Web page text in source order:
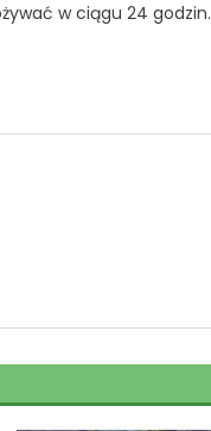
w ciągu 24 godzin.